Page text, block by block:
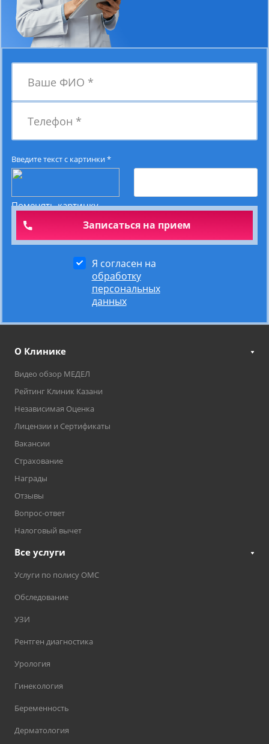
Ваше ФИО *
Телефон *
Введите текст с картинки*
Поменять картинку
Я согласен на
обработку
персональных
данных
О Клинике
Видео обзор МЕДЕЛ
Рейтинг Клиник Казани
Независимая Оценка
Лицензии и Сертификаты
Вакансии
Страхование
Награды
Отзывы
Вопрос-ответ
Налоговый вычет
Все услуги
Услуги по полису ОМС
Обследование
УЗИ
Рентген диагностика
Урология
Гинекология
Беременность
Дерматология